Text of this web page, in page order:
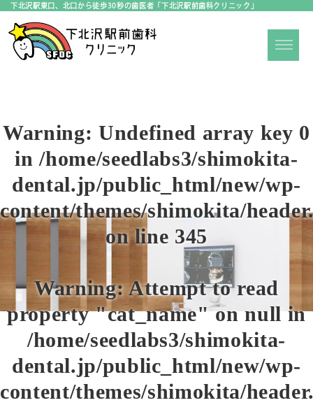
下北沢駅東口、北口から徒歩30秒の歯医者「下北沢駅前歯科クリニック」
Warning: Undefined array key 0
in/home/seedlabs3/shimokita-
dental.jp/public_html/new/wp-
content/themes/shimokita/
on line 345
Warning: Attempt to read
property "cat_name" on null in
/home/seedlabs3/shimokita-
dental.jp/public_html/new/wp-
content/themes/shimokita/